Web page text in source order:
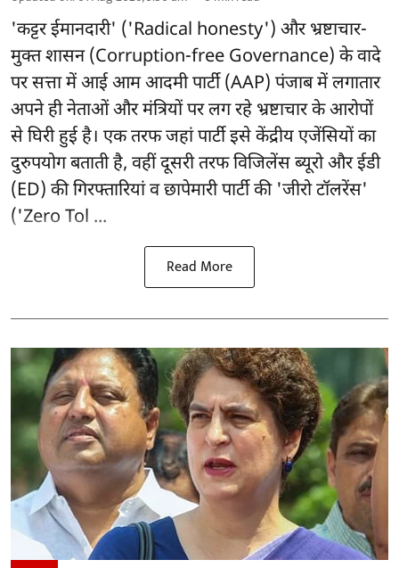
'कट्टर ईमानदारी' ('Radical honesty') और भ्रष्टाचार-
मुक्त शासन (Corruption-free Governance) के वादे
पर सत्ता में आई आम आदमी पार्टी (AAP) पंजाब में लगातार
अपने ही नेताओं और मंत्रियों पर लग रहे भ्रष्टाचार के आरोपों
से घिरी हुई है। एक तरफ जहां पार्टी इसे केंद्रीय एजेंसियों का
दुरुपयोग बताती है, वहीं दूसरी तरफ विजिलेंस ब्यूरो और ईडी
(ED) की गिरफ्तारियां व छापेमारी पार्टी की 'जीरो टॉलरेंस'
('Zero Tol ...
Read More